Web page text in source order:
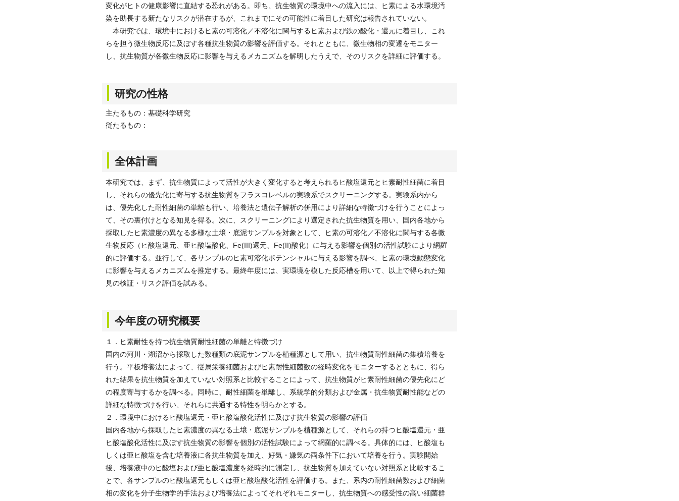
変化がヒトの健康影響に直結する恐れがある。即ち、抗生物質の環境中への流入には、ヒ素による水環境汚
染を助長する新たなリスクが潜在するが、これまでにその可能性に着目した研究は報告されていない。
本研究では、環境中におけるヒ素の可溶化／不溶化に関与するヒ素および鉄の酸化・還元に着目し、これ
らを担う微生物反応に及ぼす各種抗生物質の影響を評価する。それとともに、微生物相の変遷をモニター
し、抗生物質が各微生物反応に影響を与えるメカニズムを解明したうえで、そのリスクを詳細に評価する。
研究の性格
主たるもの：基礎科学研究
従たるもの：
全体計画
本研究では、まず、抗生物質によって活性が大きく変化すると考えられるヒ酸塩還元とヒ素耐性細菌に着目
し、それらの優先化に寄与する抗生物質をフラスコレベルの実験系でスクリーニングする。実験系内から
は、優先化した耐性細菌の単離も行い、培養法と遺伝子解析の併用により詳細な特徴づけを行うことによっ
て、その裏付けとなる知見を得る。次に、スクリーニングにより選定された抗生物質を用い、国内各地から
採取したヒ素濃度の異なる多様な土壌・底泥サンプルを対象として、ヒ素の可溶化／不溶化に関与する各微
生物反応（ヒ酸塩還元、亜ヒ酸塩酸化、Fe(III)還元、Fe(II)酸化）に与える影響を個別の活性試験により網羅
的に評価する。並行して、各サンプルのヒ素可溶化ポテンシャルに与える影響を調べ、ヒ素の環境動態変化
に影響を与えるメカニズムを推定する。最終年度には、実環境を模した反応槽を用いて、以上で得られた知
見の検証・リスク評価を試みる。
今年度の研究概要
１．ヒ素耐性を持つ抗生物質耐性細菌の単離と特徴づけ
国内の河川・湖沼から採取した数種類の底泥サンプルを植種源として用い、抗生物質耐性細菌の集積培養を
行う。平板培養法によって、従属栄養細菌およびヒ素耐性細菌数の経時変化をモニターするとともに、得ら
れた結果を抗生物質を加えていない対照系と比較することによって、抗生物質がヒ素耐性細菌の優先化にど
の程度寄与するかを調べる。同時に、耐性細菌を単離し、系統学的分類および金属・抗生物質耐性能などの
詳細な特徴づけを行い、それらに共通する特性を明らかとする。
２．環境中におけるヒ酸塩還元・亜ヒ酸塩酸化活性に及ぼす抗生物質の影響の評価
国内各地から採取したヒ素濃度の異なる土壌・底泥サンプルを植種源として、それらの持つヒ酸塩還元・亜
ヒ酸塩酸化活性に及ぼす抗生物質の影響を個別の活性試験によって網羅的に調べる。具体的には、ヒ酸塩も
しくは亜ヒ酸塩を含む培養液に各抗生物質を加え、好気・嫌気の両条件下において培養を行う。実験開始
後、培養液中のヒ酸塩および亜ヒ酸塩濃度を経時的に測定し、抗生物質を加えていない対照系と比較するこ
とで、各サンプルのヒ酸塩還元もしくは亜ヒ酸塩酸化活性を評価する。また、系内の耐性細菌数および細菌
相の変化を分子生物学的手法および培養法によってそれぞれモニターし、抗生物質への感受性の高い細菌群